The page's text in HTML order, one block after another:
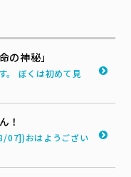
の神秘」
。 ぼくは初めて見
！
07])おはようござい